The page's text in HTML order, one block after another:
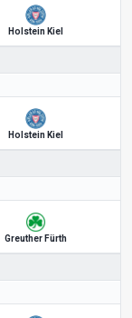
Holstein Kiel
Holstein Kiel
Greuther Fürth